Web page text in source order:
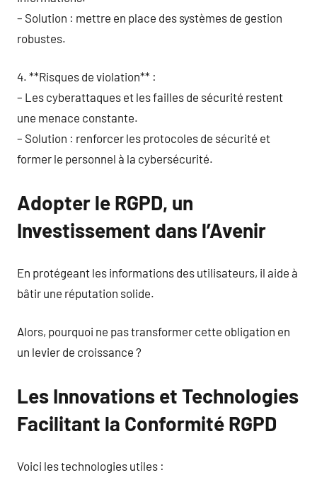
– Solution : mettre en place des systèmes de gestion
robustes.
4. **Risques de violation** :
– Les cyberattaques et les failles de sécurité restent
une menace constante.
– Solution : renforcer les protocoles de sécurité et
former le personnel à la cybersécurité.
Adopter le RGPD, un
Investissement dans l’Avenir
En protégeant les informations des utilisateurs, il aide à
bâtir une réputation solide.
Alors, pourquoi ne pas transformer cette obligation en
un levier de croissance ?
Les Innovations et Technologies
Facilitant la Conformité RGPD
Voici les technologies utiles :